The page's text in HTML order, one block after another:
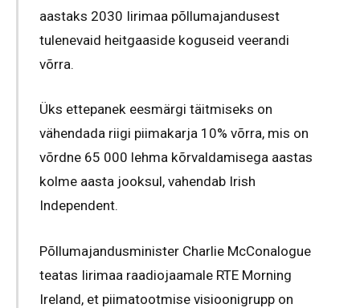
aastaks 2030 Iirimaa põllumajandusest
tulenevaid heitgaaside koguseid veerandi
võrra.
Üks ettepanek eesmärgi täitmiseks on
vähendada riigi piimakarja 10% võrra, mis on
võrdne 65 000 lehma kõrvaldamisega aastas
kolme aasta jooksul, vahendab Irish
Independent.
Põllumajandusminister Charlie McConalogue
teatas Iirimaa raadiojaamale RTE Morning
Ireland, et piimatootmise visioonigrupp on